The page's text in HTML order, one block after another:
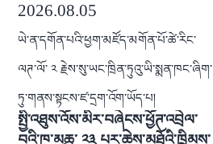
2026.08.05
ཡེ་ན་དགོན་པའི་ཕྱག་མཛོད་མགོན་པོ་ཚེ་རིང་
ལཊ་ལོ་ ༢ རྗེས་སུ་ཡང་ཁྲིན་ཏུའུ་ཡི་སྨན་ཁང་ཞིག་
ཏུ་གནས་སྟངས་ཛ་དྲག་འོག་ཡོད་པ།
སྤྱི་འཐུས་འོས་མིར་བཞེངས་ཕྱོཊ་འབྲེལ་
བའི་ཁ་མཆུ་ ༢༣ པར་ཆེས་མཐོའི་ཁྲིམས་